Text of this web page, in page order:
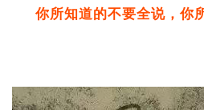
你所知道的不要全说，你